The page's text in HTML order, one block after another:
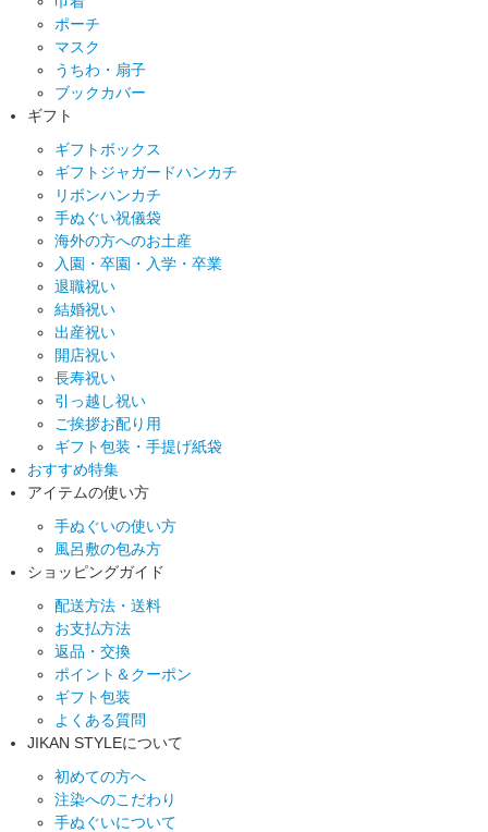
ポーチ
マスク
うちわ・扇子
ブックカバー
ギフト
ギフトボックス
ギフトジャガードハンカチ
リボンハンカチ
手ぬぐい祝儀袋
海外の方へのお土産
入園・卒園・入学・卒業
退職祝い
結婚祝い
出産祝い
開店祝い
長寿祝い
引っ越し祝い
ご挨拶お配り用
ギフト包装・手提げ紙袋
おすすめ特集
アイテムの使い方
手ぬぐいの使い方
風呂敷の包み方
ショッピングガイド
配送方法・送料
お支払方法
返品・交換
ポイント＆クーポン
ギフト包装
よくある質問
JIKAN STYLEについて
初めての方へ
注染へのこだわり
手ぬぐいについて